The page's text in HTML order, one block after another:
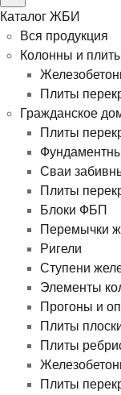
Каталог ЖБИ
Вся продукция
Колонны и
Плиты
Гражданское
Плиты
Сваи
Плиты
Блоки ФБП
Перемычки
Ригели
Ступени
Элементы
Прогоны и
Плиты
Плиты
Плиты